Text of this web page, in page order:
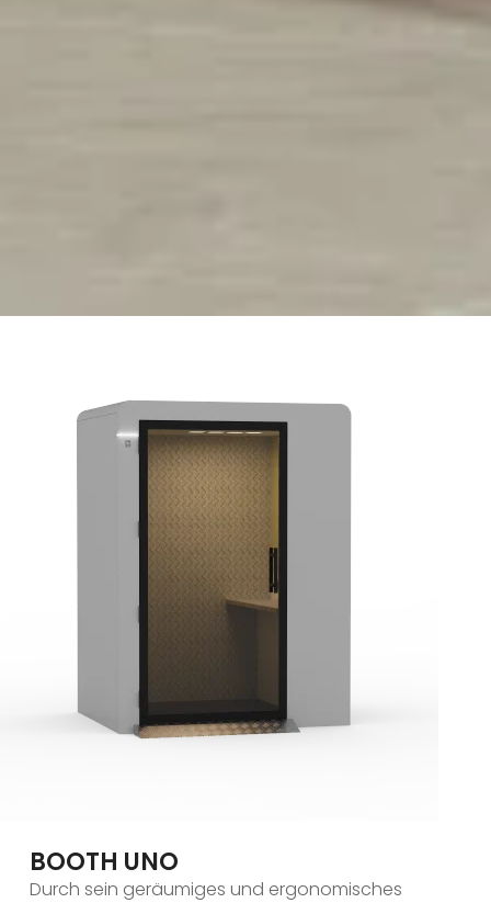
BOOTH UNO
Durch sein geräumiges und ergonomisches